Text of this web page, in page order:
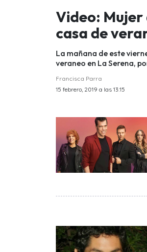
Video: Mujer
casa de
La mañana de este
veraneo en La Serena,
Francisca Parra
15 febrero, 2019 a las 13:15